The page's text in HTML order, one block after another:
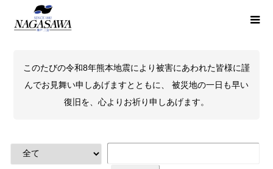
このたびの令和8年熊本地震により被害にあわれた皆様に謹
んでお見舞い申しあげますとともに、 被災地の一日も早い
復旧を、心よりお祈り申しあげます。